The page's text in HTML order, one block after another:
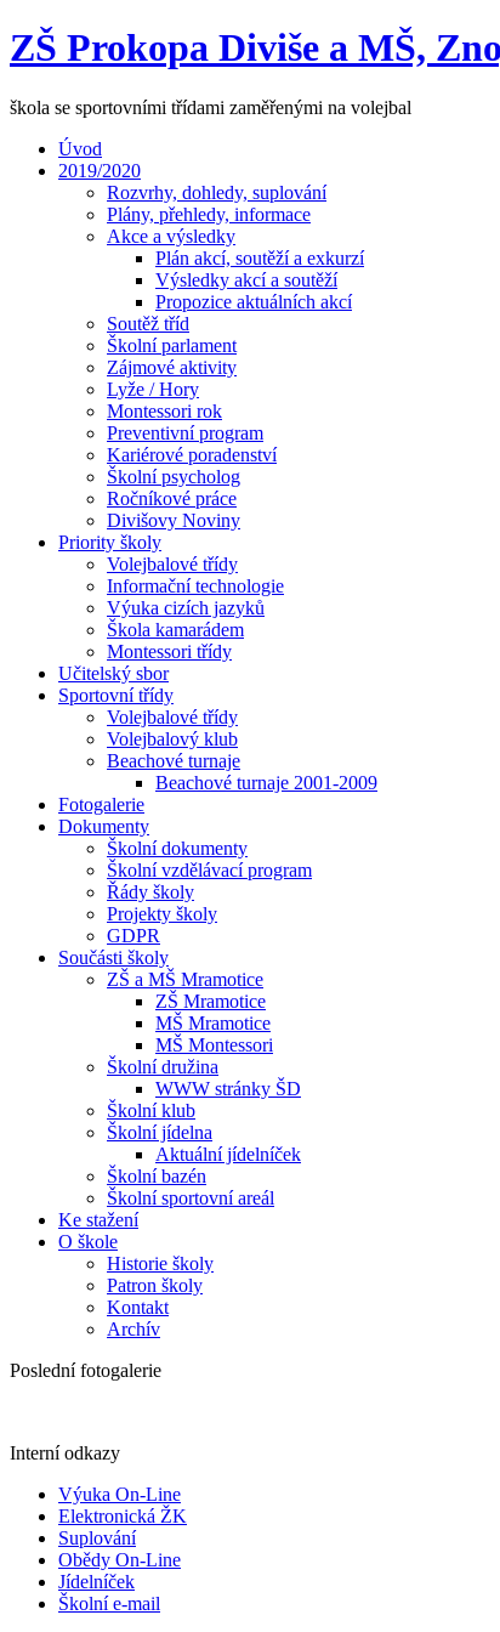
ZŠ Prokopa Diviše a MŠ,
škola se sportovními třídami zaměřenými na volejbal
Úvod
2019/2020
Rozvrhy, dohledy, suplování
Plány, přehledy, informace
Akce a výsledky
Plán akcí, soutěží a exkurzí
Výsledky akcí a soutěží
Propozice aktuálních akcí
Soutěž tříd
Školní parlament
Zájmové aktivity
Lyže / Hory
Montessori rok
Preventivní program
Kariérové poradenství
Školní psycholog
Ročníkové práce
Divišovy Noviny
Priority školy
Volejbalové třídy
Informační technologie
Výuka cizích jazyků
Škola kamarádem
Montessori třídy
Učitelský sbor
Sportovní třídy
Volejbalové třídy
Volejbalový klub
Beachové turnaje
Beachové turnaje 2001-2009
Fotogalerie
Dokumenty
Školní dokumenty
Školní vzdělávací program
Řády školy
Projekty školy
GDPR
Součásti školy
ZŠ a MŠ Mramotice
ZŠ Mramotice
MŠ Mramotice
MŠ Montessori
Školní družina
WWW stránky ŠD
Školní klub
Školní jídelna
Aktuální jídelníček
Školní bazén
Školní sportovní areál
Ke stažení
O škole
Historie školy
Patron školy
Kontakt
Archív
Poslední fotogalerie
Interní odkazy
Výuka On-Line
Elektronická ŽK
Suplování
Obědy On-Line
Jídelníček
Školní e-mail